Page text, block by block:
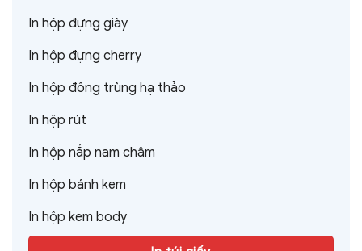
In hộp đựng giày
In hộp đựng cherry
In hộp đông trùng hạ thảo
In hộp rút
In hộp nắp nam châm
In hộp bánh kem
In hộp kem body